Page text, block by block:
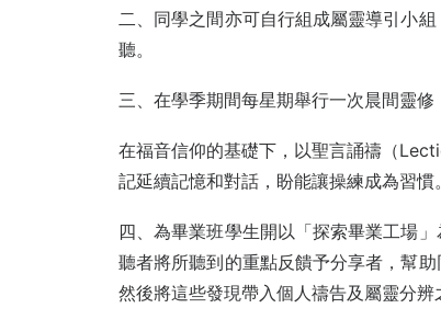
二、同學之間亦可自行組成屬靈導引小
聽。
三、在學季期間每星期舉行一次晨間靈修
在福音信仰的基礎下，以聖言誦禱（
記延續記憶和對話，盼能讓操練成為習慣。
四、為畢業班學生開以「探索畢業工場
聽者將所聽到的重點反饋予分享者，幫
然後將這些發現帶入個人禱告及屬靈分辨